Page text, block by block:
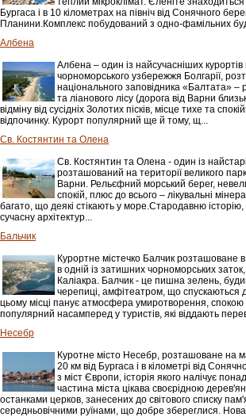
Бургаса і в 10 кілометрах на північ від Сонячного
Планини.Комплекс побудований з одно-фамільних
Албена
Албена – один із найсучасніших курортів
чорноморського узбережжя Болгарії,
національного заповідника «Балтата» –
та ліанового лісу (дорога від Варни
відміну від сусідніх Золотих пісків, місце тихе та
відпочинку. Курорт популярний ще й тому, щ...
Св. Костянтин та Олена
Св. Костянтин та Олена - один із
розташований на території великого
Варни. Рельєфний морський берег,
спокій, плюс до всього – лікувальні
багато, що деякі стікають у море.Стародавню
сучасну архітектур...
Бальчик
Курортне містечко Балчик розташоване
в одній із затишних чорноморських
Каліакра. Балчик - це пишна зелень,
черепиці, амфітеатром, що спускаються
цьому місці панує атмосфера умиротворення, спокою
популярний насамперед у туристів, які віддають
Несебр
Куротне місто Несебр, розташоване на
20 км від Бургаса і в кілометрі від
з міст Європи, історія якого налічує
частина міста цікава своєрідною
останками церков, занесених до світового списку
середньовічними руїнами, що добре збереглися.